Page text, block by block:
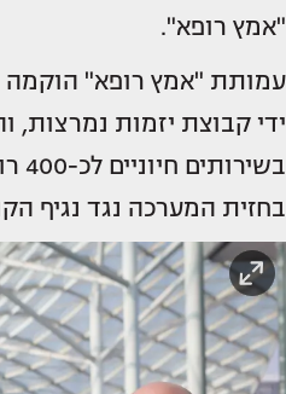
"אמץ רופא".
עמותת "אמץ רופא" הוקמה
ידי קבוצת יזמות נמרצות,
בחזית המערכה נגד נגיף